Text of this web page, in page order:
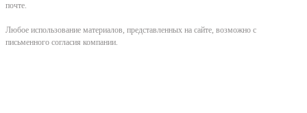
почте.
Любое использование материалов, представленных на сайте, возможно с
письменного согласия компании.